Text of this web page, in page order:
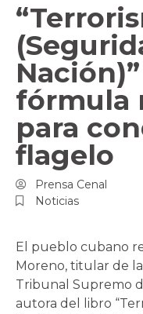
fórmula
para
flagelo
Prensa Cenal
Noticias
El pueblo cubano
Moreno, titular de la
Tribunal Supremo
autora del libro